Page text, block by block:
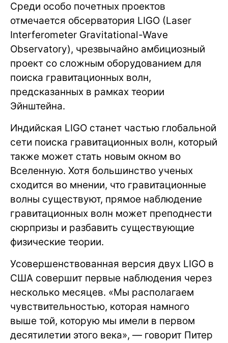
Среди особо почетных проектов
отмечается обсерватория LIGO (Laser
Interferometer Gravitational-Wave
Observatory), чрезвычайно амбициозный
проект со сложным оборудованием для
поиска гравитационных волн,
предсказанных в рамках теории
Эйнштейна.
Индийская LIGO станет частью глобальной
сети поиска гравитационных волн, который
также может стать новым окном во
Вселенную. Хотя большинство ученых
сходится во мнении, что гравитационные
волны существуют, прямое наблюдение
гравитационных волн может преподнести
сюрпризы и разбавить существующие
физические теории.
Усовершенствованная версия двух LIGO в
США совершит первые наблюдения через
несколько месяцев. «Мы располагаем
чувствительностью, которая намного
выше той, которую мы имели в первом
десятилетии этого века», — говорит Питер